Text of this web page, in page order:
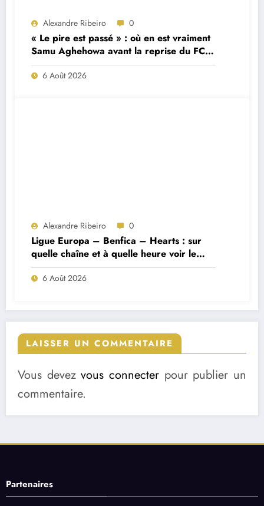
Alexandre Ribeiro 0
« Le pire est passé » : où en est vraiment
Samu Aghehowa avant la reprise du FC
Porto ?
6 Août 2026
Alexandre Ribeiro 0
Ligue Europa – Benfica – Hearts : sur
quelle chaîne et à quelle heure voir le
match ?
6 Août 2026
LAISSER UN COMMENTAIRE
Vous devezvous connecter pour publier un
commentaire.
Partenaires